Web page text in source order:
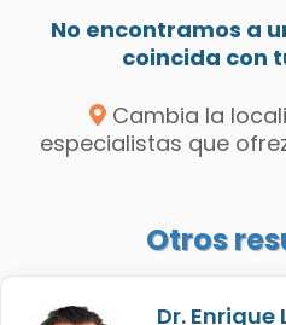
No encontramos a
coincida con
Cambia la
especialistas que
Otros
Dr.